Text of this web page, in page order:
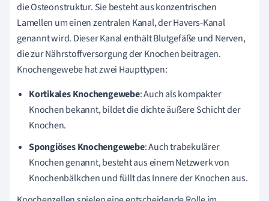
die Osteonstruktur. Sie besteht aus konzentrischen
Lamellen um einen zentralen Kanal, der Havers-Kanal
genannt wird. Dieser Kanal enthält Blutgefäße und Nerven,
die zur Nährstoffversorgung der Knochen beitragen.
Knochengewebe hat zwei Haupttypen:
Kortikales Knochengewebe: Auch als kompakter
Knochen bekannt, bildet die dichte äußere Schicht der
Knochen.
Spongiöses Knochengewebe: Auch trabekulärer
Knochen genannt, besteht aus einem Netzwerk von
Knochenbälkchen und füllt das Innere der Knochen aus.